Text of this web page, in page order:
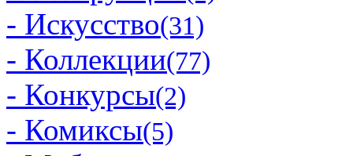
- Искусство(31)
- Коллекции(77)
- Конкурсы(2)
- Комиксы(5)